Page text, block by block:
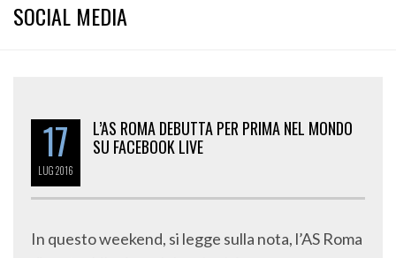
SOCIAL MEDIA
17
LUG2016
L’AS ROMA DEBUTTA PER PRIMA NEL MONDO
SU FACEBOOK LIVE
In questo weekend, si legge sulla nota, l’AS Roma